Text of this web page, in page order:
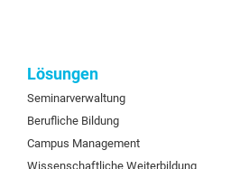
Lösungen
Seminarverwaltung
Berufliche Bildung
Campus Management
Wissenschaftliche Weiterbildung